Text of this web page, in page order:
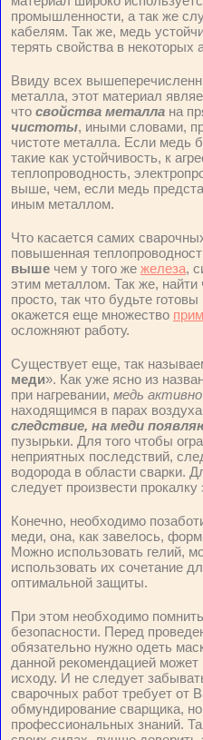
промышленности, а так же
кабелям. Так же, медь
терять свойства в некоторых
Ввиду всех
металла, этот материал
что свойства металла на
чистоты, иными словами,
чистоте металла. Если медь
такие как устойчивость, к
теплопроводность,
выше, чем, если медь
иным металлом.
Что касается самих
повышенная
выше чем у того же железа,
этим металлом. Так же, найти
просто, так что будьте
окажется еще множество
осложняют работу.
Существует еще, так
меди». Как уже ясно из
при нагревании, медь
находящимся в парах
следствие, на меди
пузырьки. Для того чтобы
неприятных последствий,
водорода в области сварки.
следует произвести
Конечно, необходимо
меди, она, как завелось,
Можно использовать гелий,
использовать их сочетание
оптимальной защиты.
При этом необходимо
безопасности. Перед
обязательно нужно одеть
данной рекомендацией может
исходу. И не следует
сварочных работ требует от
обмундирование сварщика,
профессиональных знаний.